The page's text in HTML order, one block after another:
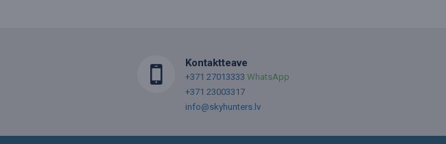
Kontaktteave
+371 27013333 WhatsApp
+371 23003317
info@skyhunters.lv